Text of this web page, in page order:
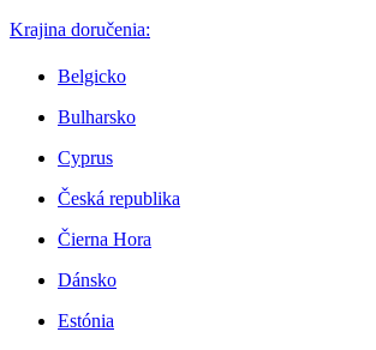
Krajina doručenia:
Belgicko
Bulharsko
Cyprus
Česká republika
Čierna Hora
Dánsko
Estónia